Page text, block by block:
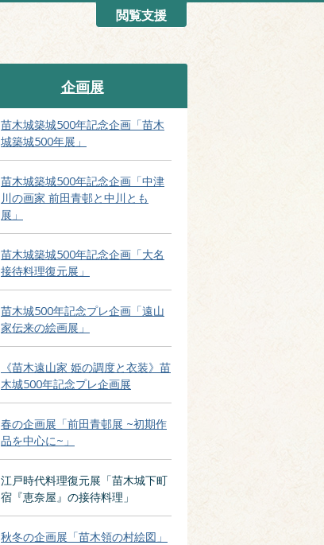
閲覧支援
企画展
苗木城築城500年記念企画「苗木
城築城500年展」
苗木城築城500年記念企画「中津
川の画家 前田青邨と中川とも
展」
苗木城築城500年記念企画「大名
接待料理復元展」
苗木城500年記念プレ企画「遠山
家伝来の絵画展」
《苗木遠山家 姫の調度と衣装》苗
木城500年記念プレ企画展
春の企画展「前田青邨展 ~初期作
品を中心に~」
江戸時代料理復元展「苗木城下町
宿『恵奈屋』の接待料理」
秋冬の企画展「苗木領の村絵図」